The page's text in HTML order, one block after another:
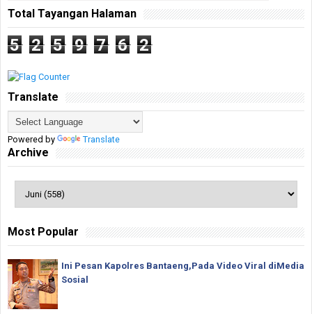
Total Tayangan Halaman
5 2 5 9 7 6 2
Translate
Powered by Translate
Archive
Most Popular
Ini Pesan Kapolres Bantaeng,Pada Video Viral diMedia
Sosial